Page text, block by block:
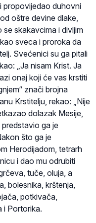
propovijedao duhovni
oštre devine dlake,
skakavcima i divljim
sveca i proroka da
Svećenici su ga pitali
„Ja nisam Krist. Ja
onaj koji će vas krstiti
znači brojna
Krstitelju, rekao: „Nije
dolazak Mesije,
ga je
što ga je
Herodijadom, tetrarh
i dao mu odrubiti
tuče, oluja, a
bolesnika, krštenja,
potkivača,
i Portorika.